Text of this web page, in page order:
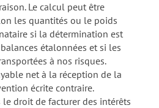
Le calcul peut être
les quantités ou le poids
si la détermination est
étalonnées et si les
à nos risques.
net à la réception de la
écrite contraire.
le droit de facturer des intérêts